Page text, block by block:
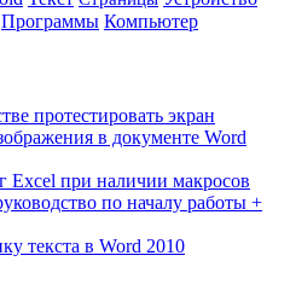
Программы Компьютер
протестировать экран
в документе Word
Excel при наличии макросов
по началу работы +
текста в Word 2010